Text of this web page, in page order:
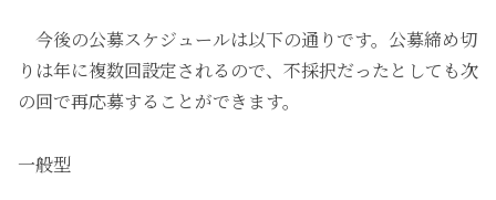
今後の公募スケジュールは以下の通りです。公募締め切
りは年に複数回設定されるので、不採択だったとしても次
の回で再応募することができます。
一般型